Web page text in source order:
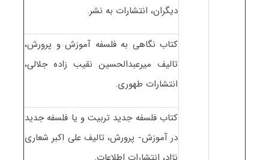
دیگران، انتشارات به نشر.
کتاب نگاهی به فلسفه آموزش و پرورش،
تالیف میرعبدالحسین نقیب زاده جلالی،
انتشارات طهوری.
کتاب فلسفه جدید تربیت و یا فلسفه جدید
در آموزش- پرورش، تالیف علی اکبر شعاری